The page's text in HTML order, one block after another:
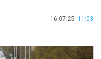
16.07.25 11:03